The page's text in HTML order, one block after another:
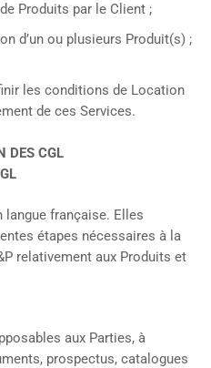
Produits par le Client ;
d’un ou plusieurs Produit(s) ;
les conditions de Location
de ces Services.
DES CGL
langue française. Elles
étapes nécessaires à la
relativement aux Produits et
aux Parties, à
prospectus, catalogues